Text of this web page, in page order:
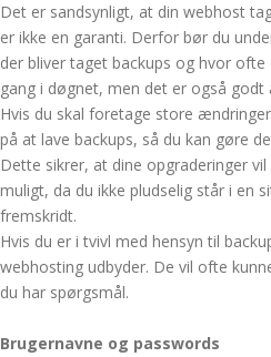
Det er sandsynligt, at din webhost
er ikke en garanti. Derfor bør du
der bliver taget backups og hvor ofte
gang i døgnet, men det er også
Hvis du skal foretage store
på at lave backups, så du kan gøre
Dette sikrer, at dine opgraderinger
muligt, da du ikke pludselig står i en
fremskridt.
Hvis du er i tvivl med hensyn til
webhosting udbyder. De vil ofte
du har spørgsmål.
Brugernavne og passwords